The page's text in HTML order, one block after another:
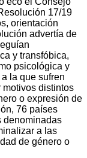
17/19
orientación
advertía de
y transfóbica,
psicológica y
la que sufren
distintos
o expresión de
76 países
denominadas
a las
de género o